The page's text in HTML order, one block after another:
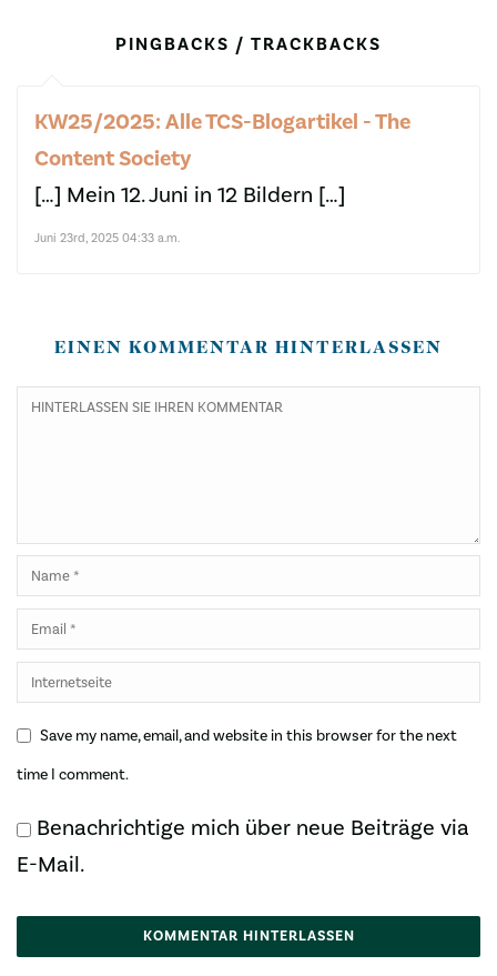
PINGBACKS / TRACKBACKS
KW25/2025: Alle TCS-Blogartikel - The
Content Society
[…] Mein 12. Juni in 12 Bildern […]
Juni 23rd, 2025 04:33 a.m.
EINEN KOMMENTAR HINTERLASSEN
Save my name, email, and website in this browser for the next
time I comment.
Benachrichtige mich über neue Beiträge via
E-Mail.